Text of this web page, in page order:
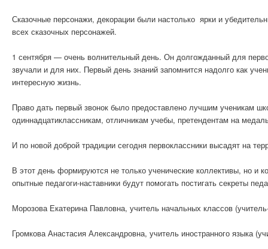
Сказочные персонажи, декорации были настолько ярки и
всех сказочных персонажей.
1 сентября — очень волнительный день. Он долгожданный для
звучали и для них. Первый день знаний запомнится надолго как
интересную жизнь.
Право дать первый звонок было предоставлено лучшим ученикам
одиннадцатиклассникам, отличникам учебы, претендентам на
И по новой доброй традиции сегодня первоклассники высадят на
В этот день формируются не только ученические коллективы, но и
опытные педагоги-наставники будут помогать постигать секреты
Морозова Екатерина Павловна, учитель начальных классов
Громкова Анастасия Александровна, учитель иностранного языка